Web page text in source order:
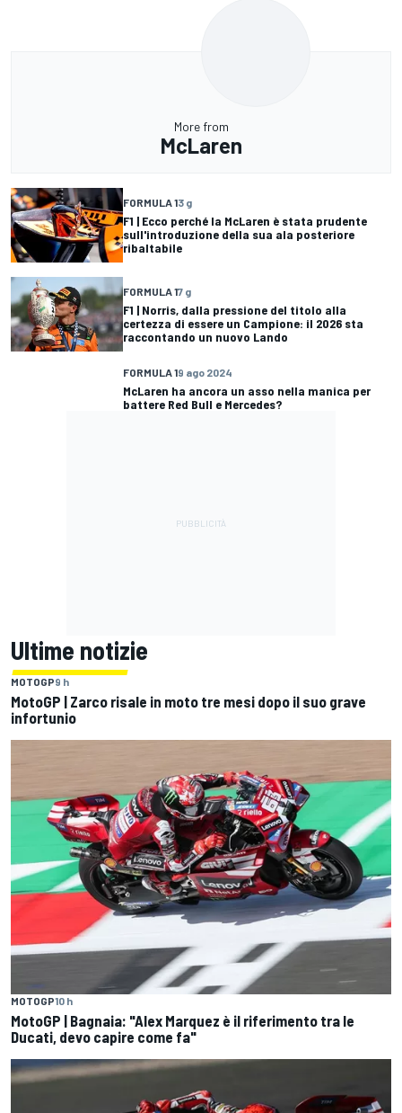
More from
McLaren
FORMULA 13 g
F1 | Ecco perché la McLaren è stata prudente
sull'introduzione della sua ala posteriore
ribaltabile
FORMULA 17 g
F1 | Norris, dalla pressione del titolo alla
certezza di essere un Campione: il 2026 sta
raccontando un nuovo Lando
FORMULA 19 ago 2024
McLaren ha ancora un asso nella manica per
battere Red Bull e Mercedes?
Ultime notizie
MOTOGP9 h
MotoGP | Zarco risale in moto tre mesi dopo il suo grave
infortunio
MOTOGP10 h
MotoGP | Bagnaia: "Alex Marquez è il riferimento tra le
Ducati, devo capire come fa"